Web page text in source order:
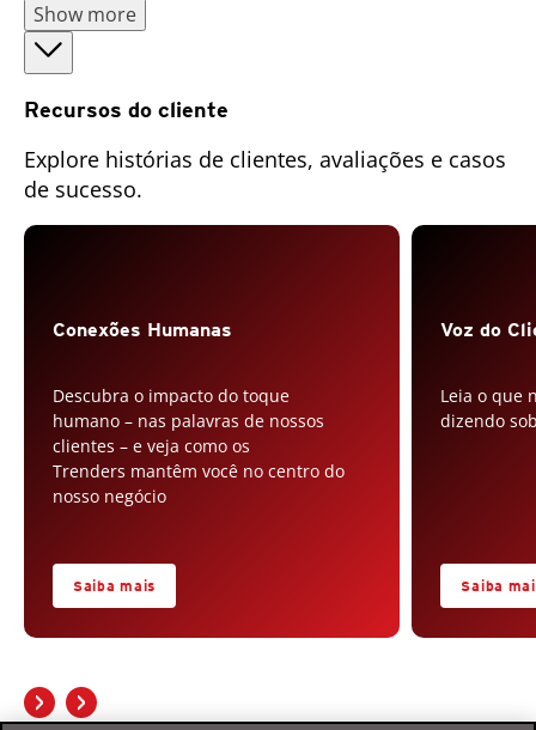
Show more
Recursos do cliente
Explore histórias de clientes, avaliações e casos
de sucesso.
Conexões Humanas
Descubra o impacto do toque
humano – nas palavras de nossos
clientes – e veja como os
Trenders mantêm você no centro do
nosso negócio
Saiba mais
Voz do
Leia o que
dizendo
Saiba